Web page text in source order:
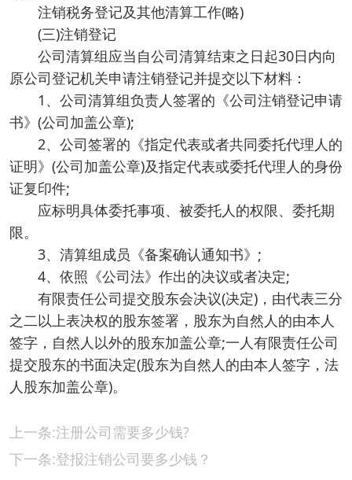
注销税务登记及其他清算工作(略)
(三)注销登记
公司清算组应当自公司清算结束之日起30日内向
原公司登记机关申请注销登记并提交以下材料：
1、公司清算组负责人签署的《公司注销登记申请
书》(公司加盖公章);
2、公司签署的《指定代表或者共同委托代理人的
证明》(公司加盖公章)及指定代表或委托代理人的身份
证复印件;
应标明具体委托事项、被委托人的权限、委托期
限。
3、清算组成员《备案确认通知书》;
4、依照《公司法》作出的决议或者决定;
有限责任公司提交股东会决议(决定)，由代表三分
之二以上表决权的股东签署，股东为自然人的由本人
签字，自然人以外的股东加盖公章;一人有限责任公司
提交股东的书面决定(股东为自然人的由本人签字，法
人股东加盖公章)。
上一条:注册公司需要多少钱?
下一条:登报注销公司要多少钱？